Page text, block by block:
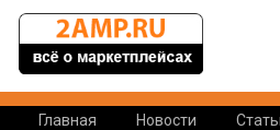
Главная Новости